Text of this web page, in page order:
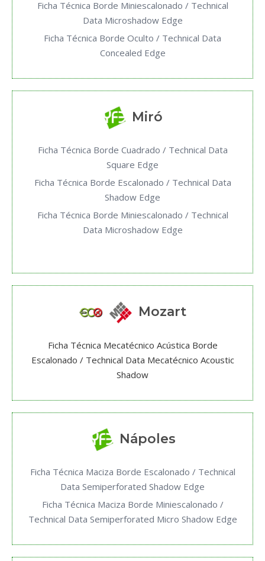
Ficha Técnica Borde Miniescalonado / Technical
Data Microshadow Edge
Ficha Técnica Borde Oculto / Technical Data
Concealed Edge
Miró
Ficha Técnica Borde Cuadrado / Technical Data
Square Edge
Ficha Técnica Borde Escalonado / Technical Data
Shadow Edge
Ficha Técnica Borde Miniescalonado / Technical
Data Microshadow Edge
Mozart
Ficha Técnica Mecatécnico Acústica Borde
Escalonado / Technical Data Mecatécnico Acoustic
Shadow
Nápoles
Ficha Técnica Maciza Borde Escalonado / Technical
Data Semiperforated Shadow Edge
Ficha Técnica Maciza Borde Miniescalonado /
Technical Data Semiperforated Micro Shadow Edge